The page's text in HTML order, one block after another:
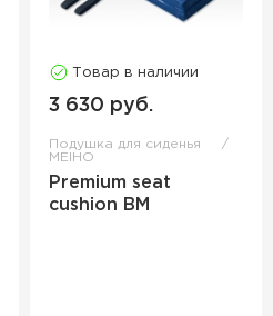
Товар в наличии
3 630 руб.
Подушка для сиденья
MEIHO
Premium seat
cushion BM